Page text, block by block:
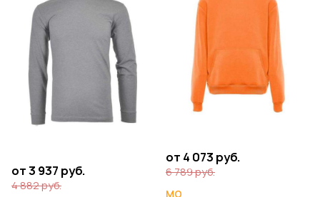
от 3 937 руб.
4 882 руб.
от 4 073 руб.
6 789 руб.
MO